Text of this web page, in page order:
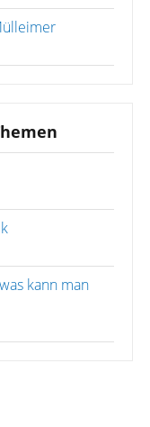
kann man